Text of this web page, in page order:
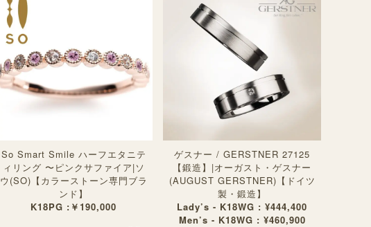
So Smart Smile ハーフエタニテ
ィリング 〜ピンクサファイア|ソ
ウ(SO)【カラーストーン専門ブラ
ンド】
K18PG :￥190,000
ゲスナー / GERSTNER 27125
【鍛造】|オーガスト・ゲスナー
(AUGUST GERSTNER)【ドイツ
製・鍛造】
Lady’s - K18WG : ¥444,400
Men’s - K18WG : ¥460,900